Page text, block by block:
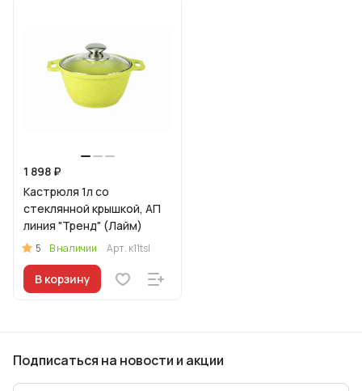
1 898 ₽
Кастрюля 1л со
стеклянной крышкой, АП
линия "Тренд" (Лайм)
5 В наличии Арт. к11tsl
В корзину
Подписаться на новости и акции